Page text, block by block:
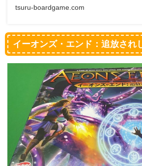
tsuru-boardgame.com
イーオンズ・エンド：追放され